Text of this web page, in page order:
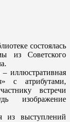
состоялась
из Советского
иллюстративная
с атрибутами,
встречи
изображение
из выступлений